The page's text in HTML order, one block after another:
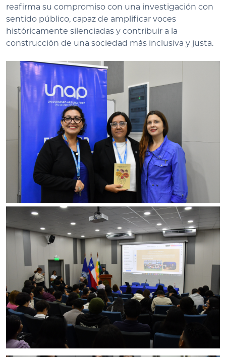
reafirma su compromiso con una investigación con
sentido público, capaz de amplificar voces
históricamente silenciadas y contribuir a la
construcción de una sociedad más inclusiva y justa.